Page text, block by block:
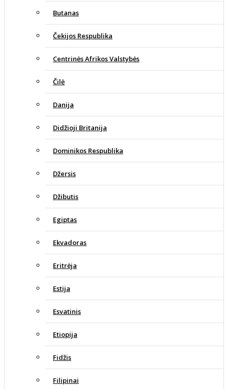
Butanas
Čekijos Respublika
Centrinės Afrikos Valstybės
Čilė
Danija
Didžioji Britanija
Dominikos Respublika
Džersis
Džibutis
Egiptas
Ekvadoras
Eritrėja
Estija
Esvatinis
Etiopija
Fidžis
Filipinai